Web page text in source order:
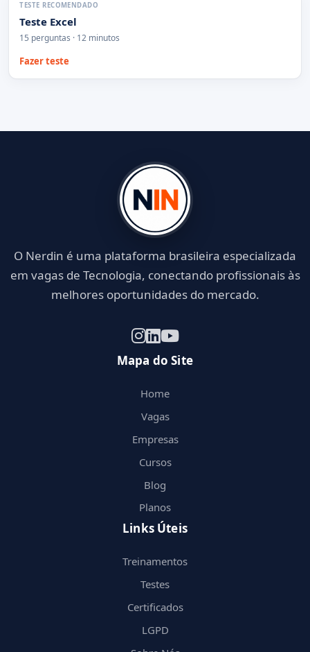
TESTE RECOMENDADO
Teste Excel
15 perguntas · 12 minutos
Fazer teste
O Nerdin é uma plataforma brasileira especializada
em vagas de Tecnologia, conectando profissionais às
melhores oportunidades do mercado.
Mapa do Site
Home
Vagas
Empresas
Cursos
Blog
Planos
Links Úteis
Treinamentos
Testes
Certificados
LGPD